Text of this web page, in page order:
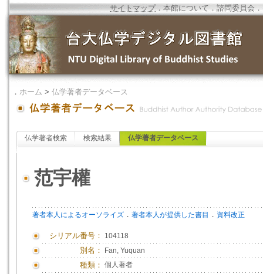
サイトマップ．本館について ．諮問委員会 ．
． ホーム > 仏学著者データベース
仏学著者検索 検索結果 仏学著者データベース
范宇權
著者本人によるオーソライズ ． 著者本人が提供した書目 ． 資料改正
シリアル番号： 104118
別名： Fan, Yuquan
種類： 個人著者